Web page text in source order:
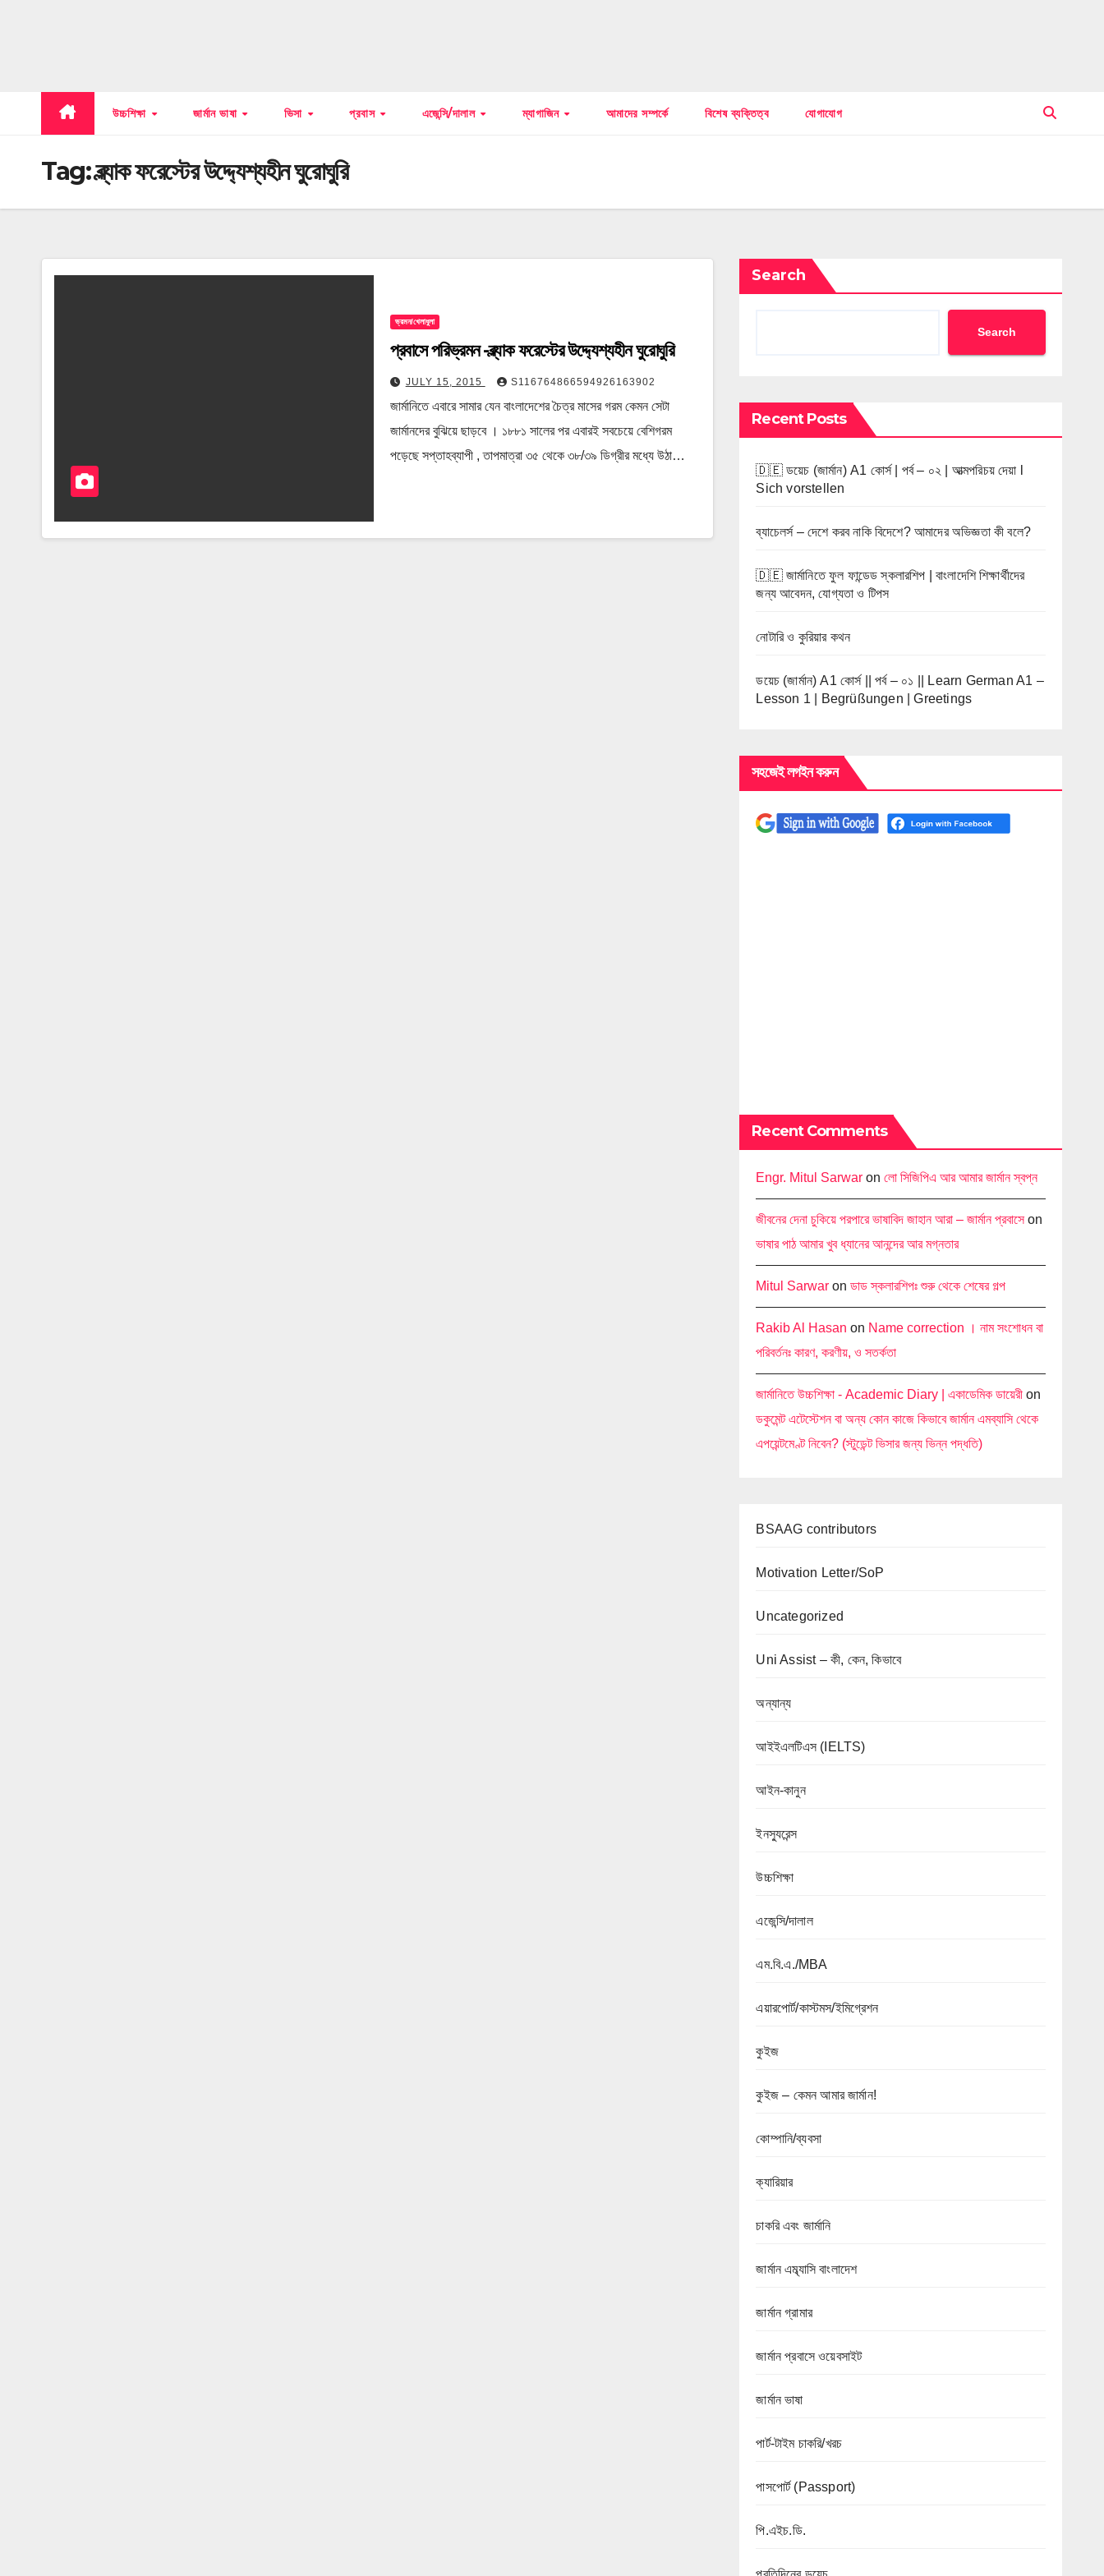
উচ্চশিক্ষা জার্মান ভাষা ভিসা প্রবাস এজেন্সি/দালাল ম্যাগাজিন আমাদের সম্পর্কে বিশেষ ব্যক্তিত্ব যোগাযোগ
Tag:ব্ল্যাক ফরেস্টের উদ্দ্যেশ্যহীন ঘুরোঘুরি
ভ্রমন/খেলাধুলা
প্রবাসে পরিভ্রমন -ব্ল্যাক ফরেস্টের উদ্দ্যেশ্যহীন ঘুরোঘুরি
JULY 15, 2015 S116764866594926163902
জার্মানিতে এবারে সামার যেন বাংলাদেশের চৈত্র মাসের গরম কেমন সেটা
জার্মানদের বুঝিয়ে ছাড়বে । ১৮৮১ সালের পর এবারই সবচেয়ে বেশিগরম
পড়েছে সপ্তাহব্যাপী , তাপমাত্রা ৩৫ থেকে ৩৮/৩৯ ডিগ্রীর মধ্যে উঠা…
Search
Search
Recent Posts
🇩🇪 ডয়েচ (জার্মান) A1 কোর্স | পর্ব – ০২ | আত্মপরিচয় দেয়া l
Sich vorstellen
ব্যাচেলর্স – দেশে করব নাকি বিদেশে? আমাদের অভিজ্ঞতা কী বলে?
🇩🇪 জার্মানিতে ফুল ফান্ডেড স্কলারশিপ | বাংলাদেশি শিক্ষার্থীদের
জন্য আবেদন, যোগ্যতা ও টিপস
নোটারি ও কুরিয়ার কথন
ডয়েচ (জার্মান) A1 কোর্স || পর্ব – ০১ || Learn German A1 –
Lesson 1 | Begrüßungen | Greetings
সহজেই লগইন করুন
Recent Comments
Engr. Mitul Sarwar onলো সিজিপিএ আর আমার জার্মান স্বপ্ন
জীবনের দেনা চুকিয়ে পরপারে ভাষাবিদ জাহান আরা – জার্মান প্রবাসেon
ভাষার পাঠ আমার খুব ধ্যানের আনন্দের আর মগ্নতার
Mitul Sarwar onডাড স্কলারশিপঃ শুরু থেকে শেষের গল্প
Rakib Al Hasan on Name correction । নাম সংশোধন বা
পরিবর্তনঃ কারণ, করণীয়, ও সতর্কতা
জার্মানিতে উচ্চশিক্ষা - Academic Diary | একাডেমিক ডায়েরী on
ডকুমেন্ট এটেস্টেশন বা অন্য কোন কাজে কিভাবে জার্মান এমব্যাসি থেকে
এপয়েন্টমেণ্ট নিবেন? (স্টুডেন্ট ভিসার জন্য ভিন্ন পদ্ধতি)
BSAAG contributors
Motivation Letter/SoP
Uncategorized
Uni Assist – কী, কেন, কিভাবে
অন্যান্য
আইইএলটিএস (IELTS)
আইন-কানুন
ইনস্যুরেন্স
উচ্চশিক্ষা
এজেন্সি/দালাল
এম.বি.এ./MBA
এয়ারপোর্ট/কাস্টমস/ইমিগ্রেশন
কুইজ
কুইজ – কেমন আমার জার্মান!
কোম্পানি/ব্যবসা
ক্যারিয়ার
চাকরি এবং জার্মানি
জার্মান এম্ব্যাসি বাংলাদেশ
জার্মান গ্রামার
জার্মান প্রবাসে ওয়েবসাইট
জার্মান ভাষা
পার্ট-টাইম চাকরি/খরচ
পাসপোর্ট (Passport)
পি.এইচ.ডি.